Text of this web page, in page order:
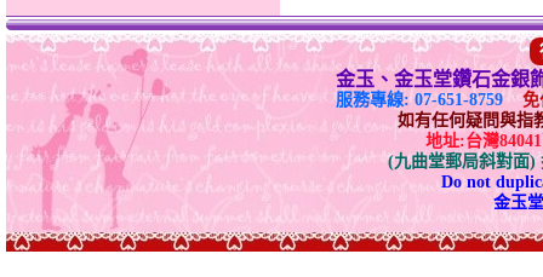
金玉、金玉堂鑽石金銀
服務專線: 07-651-8759
免
如有任何疑問與指
地址:台灣
(九曲堂郵局斜對面)
Do not
金玉